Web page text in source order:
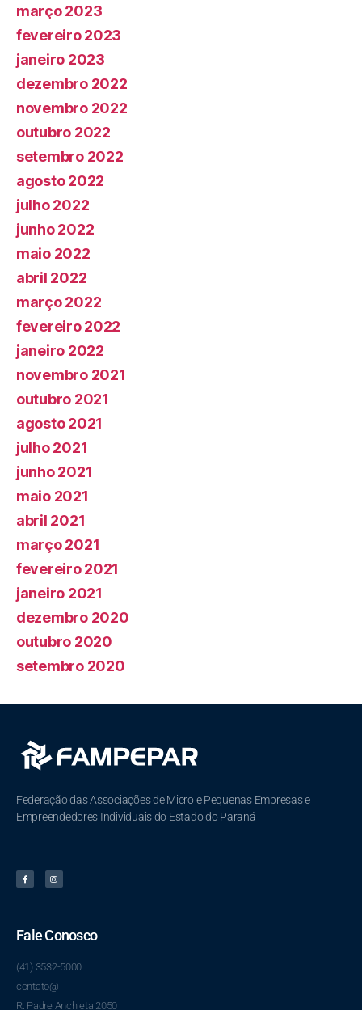
março 2023
fevereiro 2023
janeiro 2023
dezembro 2022
novembro 2022
outubro 2022
setembro 2022
agosto 2022
julho 2022
junho 2022
maio 2022
abril 2022
março 2022
fevereiro 2022
janeiro 2022
novembro 2021
outubro 2021
agosto 2021
julho 2021
junho 2021
maio 2021
abril 2021
março 2021
fevereiro 2021
janeiro 2021
dezembro 2020
outubro 2020
setembro 2020
Federação das Associações de Micro e Pequenas Empresas e
Empreendedores Individuais do Estado do Paraná
Fale Conosco
(41) 3532-5000
contato@
R. Padre Anchieta 2050